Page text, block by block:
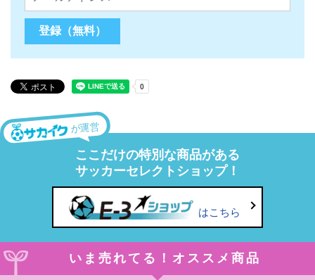
が運営
ここだけの特別な商品がある
サッカーセレクトショップ！
はこちら
いま売れてる！オススメ商品